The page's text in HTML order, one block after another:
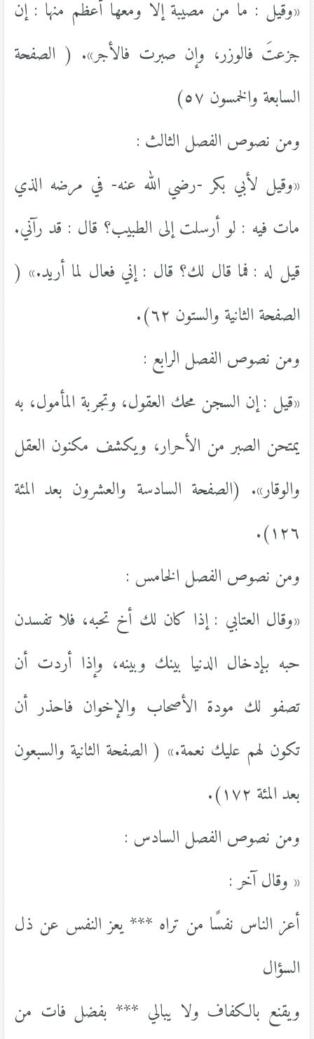
«وقيل : ما من مصيبة إلا ومعها أعظم منها : إن
جزعتَ فالوزر، وإن صبرت فالأجر». ( الصفحة
السابعة والخمسون ٥٧)
ومن نصوص الفصل الثالث :
«وقيل لأبي بكر -رضي الله عنه- في مرضه الذي
مات فيه : لو أرسلت إلى الطبيب؟ قال : قد رآني.
قيل له : فما قال لك؟ قال : إني فعال لما أريد.» (
الصفحة الثانية والستون ٦٢).
ومن نصوص الفصل الرابع :
«قيل : إن السجن محك العقول، وتجربة المأمول، به
يمتحن الصبر من الأحرار، ويكشف مكنون العقل
والوقار». (الصفحة السادسة والعشرون بعد المئة
١٢٦).
ومن نصوص الفصل الخامس :
«وقال العتابي : إذا كان لك أخ تحبه، فلا تفسدن
حبه بإدخال الدنيا بينك وبينه، وإذا أردت أن
تصفو لك مودة الأصحاب والإخوان فاحذر أن
تكون لهم عليك نعمة.» ( الصفحة الثانية والسبعون
بعد المئة ١٧٢).
ومن نصوص الفصل السادس :
« وقال آخر :
أعز الناس نفسًا من تراه *** يعز النفس عن ذل
السؤال
ويقنع بالكفاف ولا يبالي *** بفضل فات من